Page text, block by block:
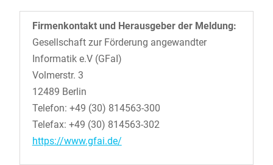
Firmenkontakt und Herausgeber der Meldung:
Gesellschaft zur Förderung angewandter
Informatik e.V (GFaI)
Volmerstr. 3
12489 Berlin
Telefon: +49 (30) 814563-300
Telefax: +49 (30) 814563-302
https://www.gfai.de/